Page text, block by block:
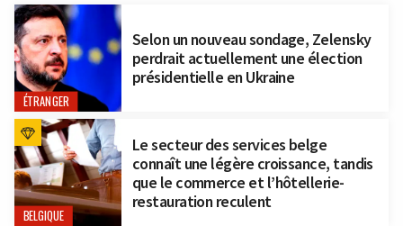
ÉTRANGER
Selon un nouveau sondage, Zelensky
perdrait actuellement une élection
présidentielle en Ukraine
BELGIQUE
Le secteur des services belge
connaît une légère croissance, tandis
que le commerce et l’hôtellerie-
restauration reculent